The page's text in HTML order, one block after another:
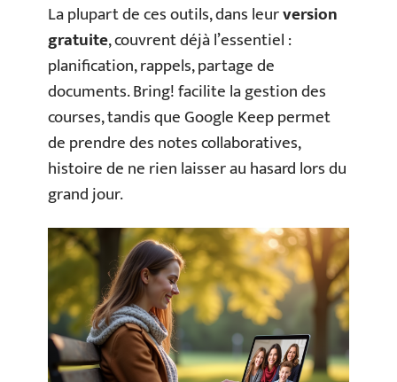
La plupart de ces outils, dans leurversion
gratuite, couvrent déjà l’essentiel :
planification, rappels, partage de
documents. Bring! facilite la gestion des
courses, tandis que Google Keep permet
de prendre des notes collaboratives,
histoire de ne rien laisser au hasard lors du
grand jour.